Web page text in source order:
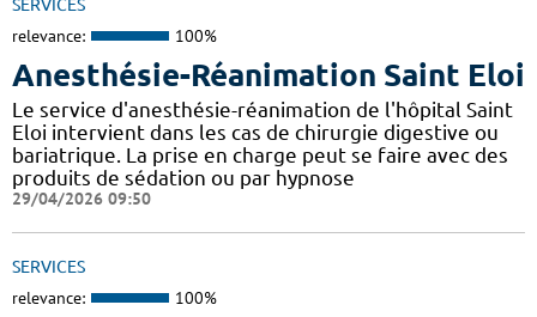
SERVICES
relevance: 100%
Anesthésie-Réanimation Saint Eloi
Le service d'anesthésie-réanimation de l'hôpital Saint
Eloi intervient dans les cas de chirurgie digestive ou
bariatrique. La prise en charge peut se faire avec des
produits de sédation ou par hypnose
29/04/2026 09:50
SERVICES
relevance: 100%